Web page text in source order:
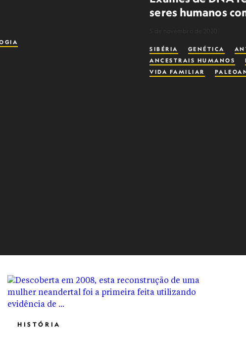
seres humanos
SIBÉRIA GENÉTICA
ANCESTRAIS HUMANOS
VIDA FAMILIAR
HISTÓRIA